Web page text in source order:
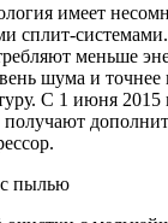
имеет
сплит-
меньше
шума и
С 1 июня 2015
с пылью